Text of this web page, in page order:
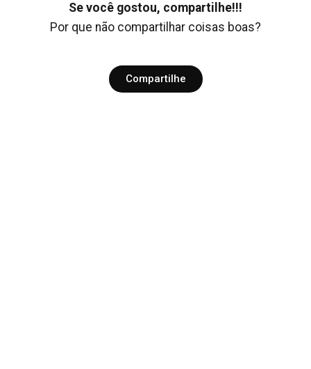
Se você gostou, compartilhe!!!
Por que não compartilhar coisas boas?
Compartilhe